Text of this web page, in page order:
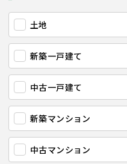
土地
新築一戸建て
中古一戸建て
新築マンション
中古マンション